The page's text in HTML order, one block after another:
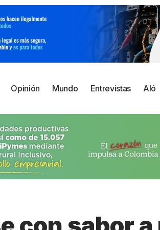
Opinión Mundo Entrevistas Aló